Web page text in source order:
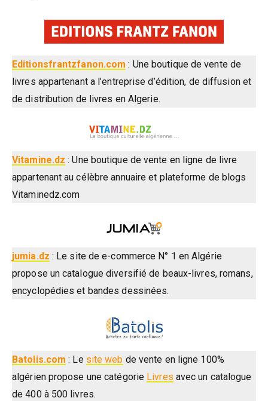
Editionsfrantzfanon.com : Une boutique de vente de
livres appartenant a l’entreprise d’édition, de diffusion et
de distribution de livres en Algerie.
Vitamine.dz : Une boutique de vente en ligne de livre
appartenant au célèbre annuaire et plateforme de blogs
Vitaminedz.com
jumia.dz : Le site de e-commerce N° 1 en Algérie
propose un catalogue diversifié de beaux-livres, romans,
encyclopédies et bandes dessinées.
Batolis.com : Le site web de vente en ligne 100%
algérien propose une catégorie Livres avec un catalogue
de 400 à 500 livres.